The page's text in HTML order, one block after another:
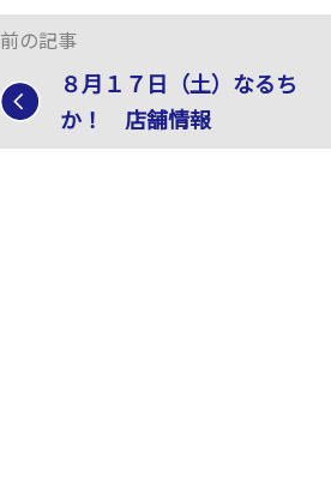
前の記事
８月１７日（土）なるち
か！ 店舗情報